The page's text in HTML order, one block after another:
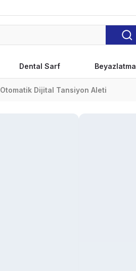
Dental Sarf Beyazlatma
Otomatik Dijital Tansiyon Aleti